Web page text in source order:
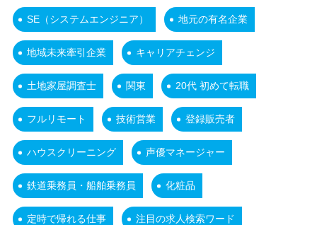
SE（システムエンジニア） 地元の有名企業
地域未来牽引企業 キャリアチェンジ
土地家屋調査士 関東 20代 初めて転職
フルリモート 技術営業 登録販売者
ハウスクリーニング 声優マネージャー
鉄道乗務員・船舶乗務員 化粧品
定時で帰れる仕事 注目の求人検索ワード